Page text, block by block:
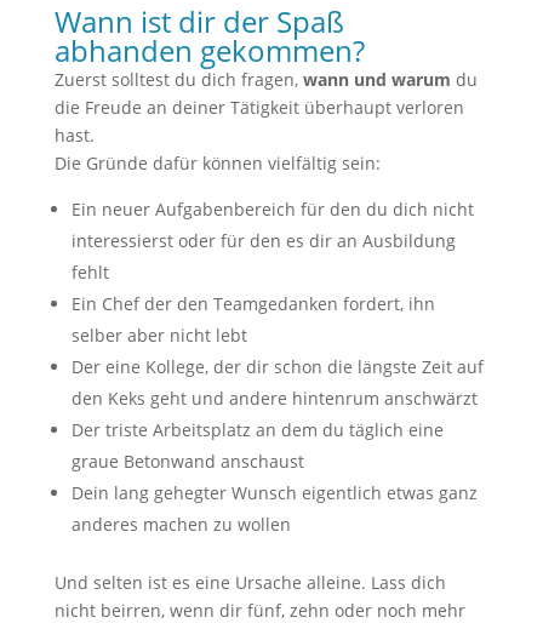
Wann ist dir der Spaß
abhanden gekommen?
Zuerst solltest du dich fragen, wann und warum du
die Freude an deiner Tätigkeit überhaupt verloren
hast.
Die Gründe dafür können vielfältig sein:
Ein neuer Aufgabenbereich für den du dich nicht
interessierst oder für den es dir an Ausbildung
fehlt
Ein Chef der den Teamgedanken fordert, ihn
selber aber nicht lebt
Der eine Kollege, der dir schon die längste Zeit auf
den Keks geht und andere hintenrum anschwärzt
Der triste Arbeitsplatz an dem du täglich eine
graue Betonwand anschaust
Dein lang gehegter Wunsch eigentlich etwas ganz
anderes machen zu wollen
Und selten ist es eine Ursache alleine. Lass dich
nicht beirren, wenn dir fünf, zehn oder noch mehr